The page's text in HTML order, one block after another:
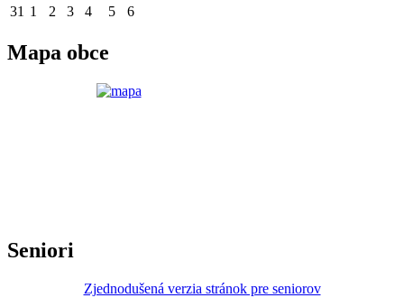
31 1 2 3 4 5 6
Mapa obce
Seniori
Zjednodušená verzia stránok pre seniorov